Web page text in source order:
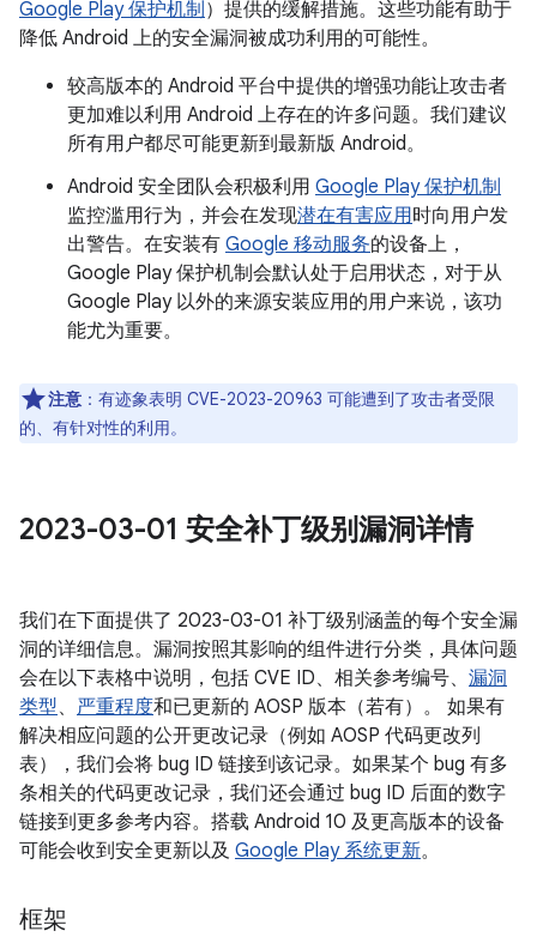
Google Play 保护机制 ）提供的缓解措施。这些功能有助于
降低 Android 上的安全漏洞被成功利用的可能性。
较高版本的 Android 平台中提供的增强功能让攻击者
更加难以利用 Android 上存在的许多问题。我们建议
所有用户都尽可能更新到最新版 Android。
Android 安全团队会积极利用 Google Play 保护机制
监控滥用行为，并会在发现潜在有害应用时向用户发
出警告。在安装有 Google 移动服务的设备上，
Google Play 保护机制会默认处于启用状态，对于从
Google Play 以外的来源安装应用的用户来说，该功
能尤为重要。
注意 ：有迹象表明 CVE-2023-20963 可能遭到了攻击者受限
的、有针对性的利用。
2023-03-01 安全补丁级别漏洞详情
我们在下面提供了 2023-03-01 补丁级别涵盖的每个安全漏
洞的详细信息。漏洞按照其影响的组件进行分类，具体问题
会在以下表格中说明，包括 CVE ID、相关参考编号、 漏洞
类型、 严重程度和已更新的 AOSP 版本（若有）。 如果有
解决相应问题的公开更改记录（例如 AOSP 代码更改列
表），我们会将 bug ID 链接到该记录。如果某个 bug 有多
条相关的代码更改记录，我们还会通过 bug ID 后面的数字
链接到更多参考内容。搭载 Android 10 及更高版本的设备
可能会收到安全更新以及 Google Play 系统更新。
框架